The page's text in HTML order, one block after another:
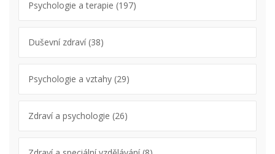
Psychologie a terapie (197)
Duševní zdraví(38)
Psychologie a vztahy (29)
Zdraví a psychologie (26)